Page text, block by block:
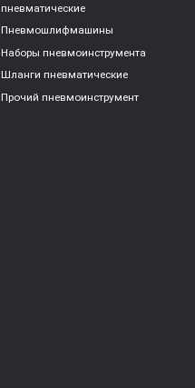
пневматические
Пневмошлифмашины
Наборы пневмоинструмента
Шланги пневматические
Прочий пневмоинструмент